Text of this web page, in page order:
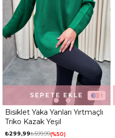
1
Bisiklet Yaka Yanları Yırtmaçlı
Triko Kazak Yeşil
₺299,99₺599,99 %50
SEPETE EKLE